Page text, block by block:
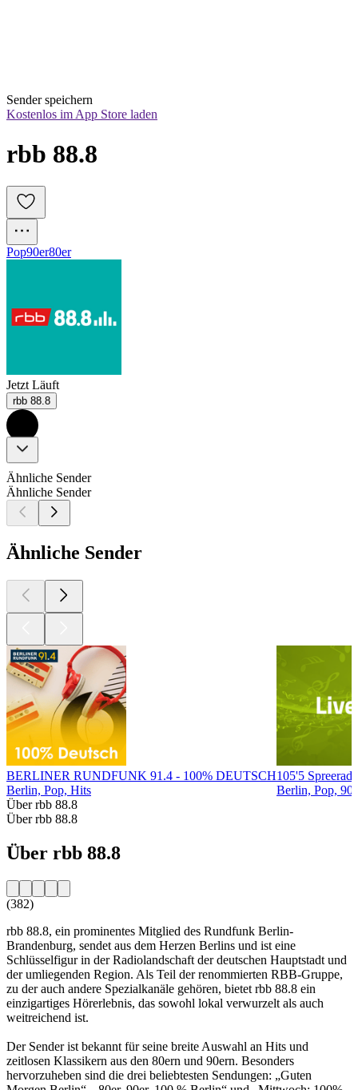
Sender speichern
Kostenlos im App Store laden
rbb 88.8
Pop90er80er
Jetzt Läuft
rbb 88.8
Ähnliche Sender
Ähnliche Sender
Ähnliche Sender
BERLINER RUNDFUNK 91.4 - 100% DEUTSCH
Berlin, Pop, Hits
105'5
Berlin, Pop,
Über rbb 88.8
Über rbb 88.8
Über rbb 88.8
(382)
rbb 88.8, ein prominentes Mitglied des Rundfunk Berlin-
Brandenburg, sendet aus dem Herzen Berlins und ist eine
Schlüsselfigur in der Radiolandschaft der deutschen Hauptstadt und
der umliegenden Region. Als Teil der renommierten RBB-Gruppe,
zu der auch andere Spezialkanäle gehören, bietet rbb 88.8 ein
einzigartiges Hörerlebnis, das sowohl lokal verwurzelt als auch
weitreichend ist.
Der Sender ist bekannt für seine breite Auswahl an Hits und
zeitlosen Klassikern aus den 80ern und 90ern. Besonders
hervorzuheben sind die drei beliebtesten Sendungen: „Guten